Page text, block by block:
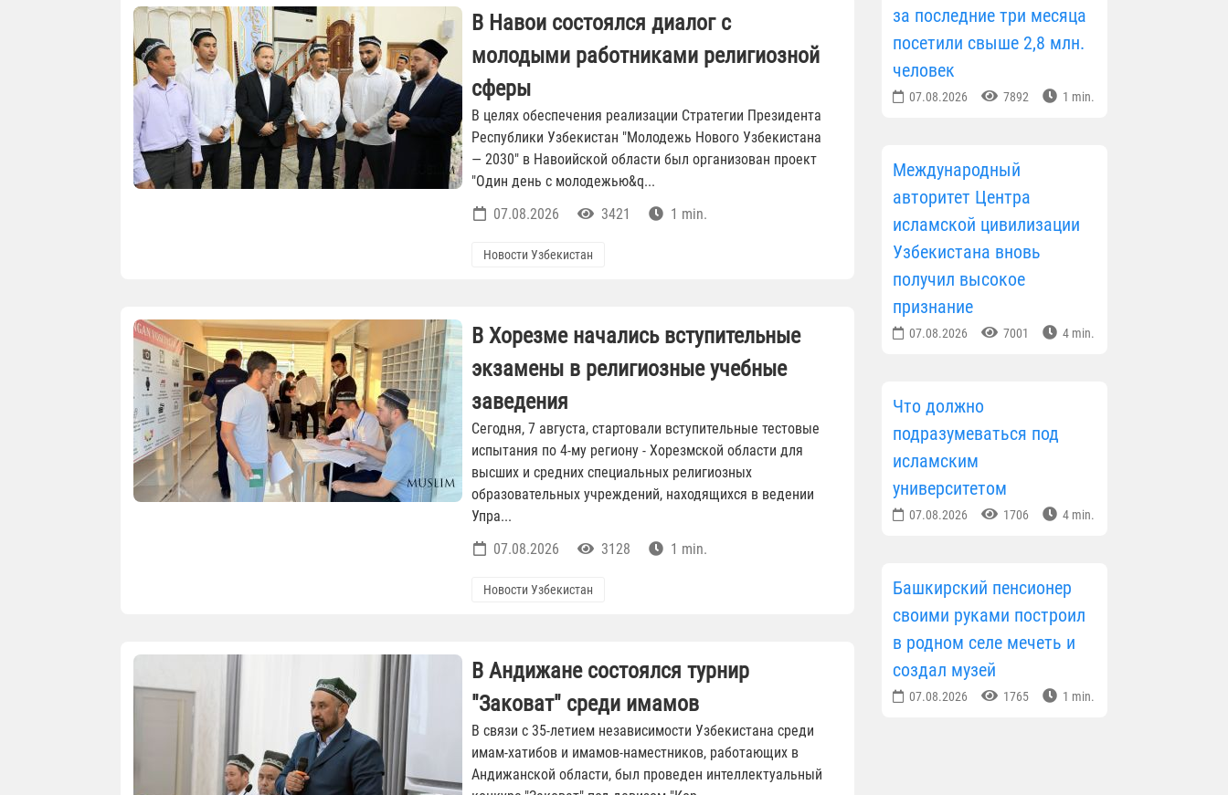
В Навои состоялся диалог с
молодыми работниками религиозной
сферы
В целях обеспечения реализации Стратегии Президента
Республики Узбекистан "Молодежь Нового Узбекистана
— 2030" в Навоийской области был организован проект
"Один день с молодежью&q...
07.08.2026
3421 1 min.
Новости Узбекистан
В Хорезме начались вступительные
экзамены в религиозные учебные
заведения
Сегодня, 7 августа, стартовали вступительные тестовые
испытания по 4-му региону - Хорезмской области для
высших и средних специальных религиозных
образовательных учреждений, находящихся в ведении
Упра...
07.08.2026
3128 1 min.
Новости Узбекистан
В Андижане состоялся турнир
"Заковат" среди имамов
В связи с 35-летием независимости Узбекистана среди
имам-хатибов и имамов-наместников, работающих в
Андижанской области, был проведен интеллектуальный
за последние три месяца
посетили свыше 2,8 млн.
человек
07.08.2026 7892 1 min.
Международный
авторитет Центра
исламской цивилизации
Узбекистана вновь
получил высокое
признание
07.08.2026 7001 4 min.
Что должно
подразумеваться под
исламским
университетом
07.08.2026 1706 4 min.
Башкирский пенсионер
своими руками построил
в родном селе мечеть и
создал музей
07.08.2026 1765 1 min.